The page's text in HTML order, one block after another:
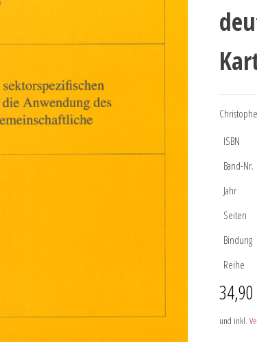
ISBN
Band-Nr.
Jahr
Seiten
Bindung
Reihe
34,90
und inkl.